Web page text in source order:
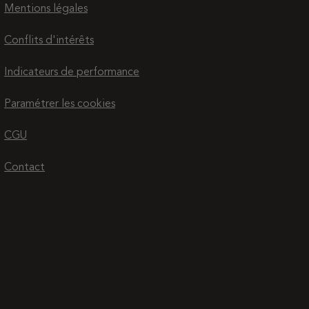
Mentions légales
Conflits d'intérêts
Indicateurs de performance
Paramétrer les cookies
CGU
Contact